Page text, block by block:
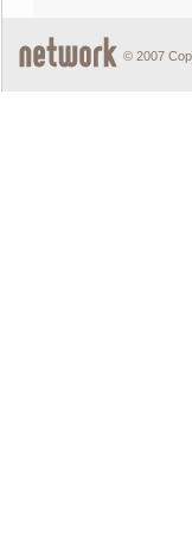
© 2007